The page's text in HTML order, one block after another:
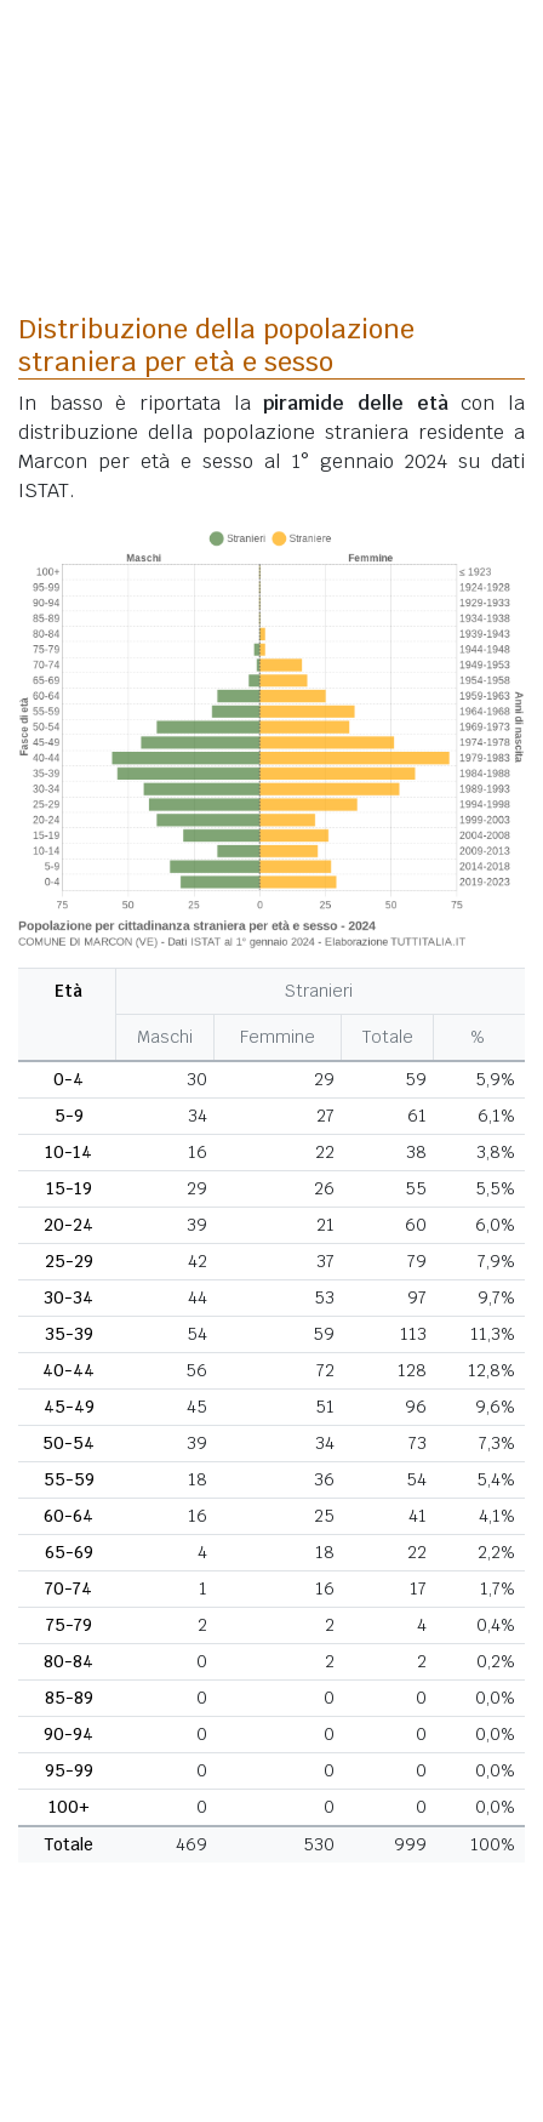
Distribuzione della popolazione
straniera per età e sesso
In basso è riportata lapiramide delle etàcon la
distribuzione della popolazione straniera residente a
Marcon per età e sesso al 1° gennaio 2024 su dati
ISTAT.
Età Stranieri
Maschi Femmine Totale
%
0-4
30 29 59
5,9%
5-9
34 27 61
6,1%
10-14
16 22 38
3,8%
15-19
29 26 55
5,5%
20-24
39 21 60
6,0%
25-29
42 37 79
7,9%
30-34
44 53 97
9,7%
35-39
54 59 113
11,3%
40-44
56 72 128
12,8%
45-49
45 51 96
9,6%
50-54
39 34 73
7,3%
55-59
18 36 54
5,4%
60-64
16 25 41
4,1%
65-69
4 18 22
2,2%
70-74
1 16 17
1,7%
75-79
2 2 4
0,4%
80-84
0 2 2
0,2%
85-89
0 0 0
0,0%
90-94
0 0 0
0,0%
95-99
0 0 0
0,0%
100+
0 0 0
0,0%
Totale
469 530 999 100%